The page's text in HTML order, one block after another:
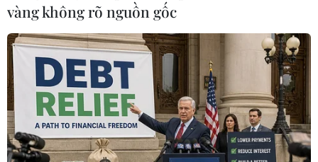
vàng không rõ nguồn gốc